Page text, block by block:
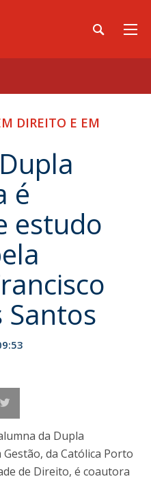
DIREITO E EM
é
estudo
Santos
da Dupla
da Católica Porto
de Direito, é coautora